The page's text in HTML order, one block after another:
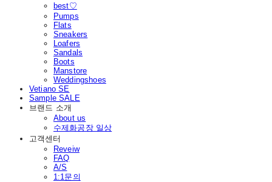
best♡
Pumps
Flats
Sneakers
Loafers
Sandals
Boots
Manstore
Weddingshoes
Vetiano SE
Sample SALE
브랜드 소개
About us
수제화공장 일상
고객센터
Reveiw
FAQ
A/S
1:1문의